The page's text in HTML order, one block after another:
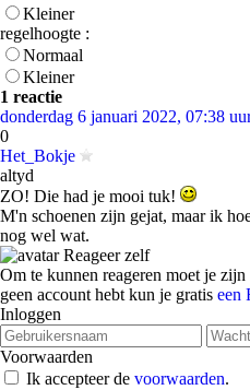
Kleiner
regelhoogte :
Normaal
Kleiner
1 reactie
donderdag 6 januari 2022, 07:38
0
Het_Bokje
altyd
ZO! Die had je mooi tuk!
M'n schoenen zijn gejat, maar ik
nog wel wat.
Reageer zelf
Om te kunnen reageren moet je
geen account hebt kun je gratis een
Inloggen
Voorwaarden
Ik accepteer de voorwaarden.